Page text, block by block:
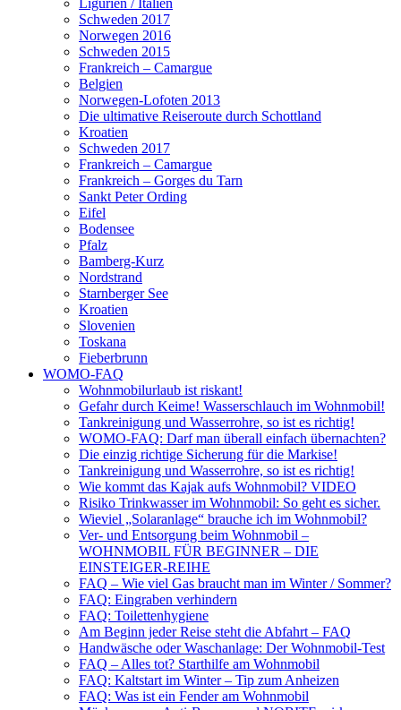
Schweden 2017
Norwegen 2016
Schweden 2015
Frankreich – Camargue
Belgien
Norwegen-Lofoten 2013
Die ultimative Reiseroute durch Schottland
Kroatien
Schweden 2017
Frankreich – Camargue
Frankreich – Gorges du Tarn
Sankt Peter Ording
Eifel
Bodensee
Pfalz
Bamberg-Kurz
Nordstrand
Starnberger See
Kroatien
Slovenien
Toskana
Fieberbrunn
WOMO-FAQ
Wohnmobilurlaub ist riskant!
Gefahr durch Keime! Wasserschlauch im Wohnmobil!
Tankreinigung und Wasserrohre, so ist es richtig!
WOMO-FAQ: Darf man überall einfach übernachten?
Die einzig richtige Sicherung für die Markise!
Tankreinigung und Wasserrohre, so ist es richtig!
Wie kommt das Kajak aufs Wohnmobil? VIDEO
Risiko Trinkwasser im Wohnmobil: So geht es sicher.
Wieviel „Solaranlage“ brauche ich im Wohnmobil?
Ver- und Entsorgung beim Wohnmobil –
WOHNMOBIL FÜR BEGINNER – DIE
EINSTEIGER-REIHE
FAQ – Wie viel Gas braucht man im Winter / Sommer?
FAQ: Eingraben verhindern
FAQ: Toilettenhygiene
Am Beginn jeder Reise steht die Abfahrt – FAQ
Handwäsche oder Waschanlage: Der Wohnmobil-Test
FAQ – Alles tot? Starthilfe am Wohnmobil
FAQ: Kaltstart im Winter – Tip zum Anheizen
FAQ: Was ist ein Fender am Wohnmobil